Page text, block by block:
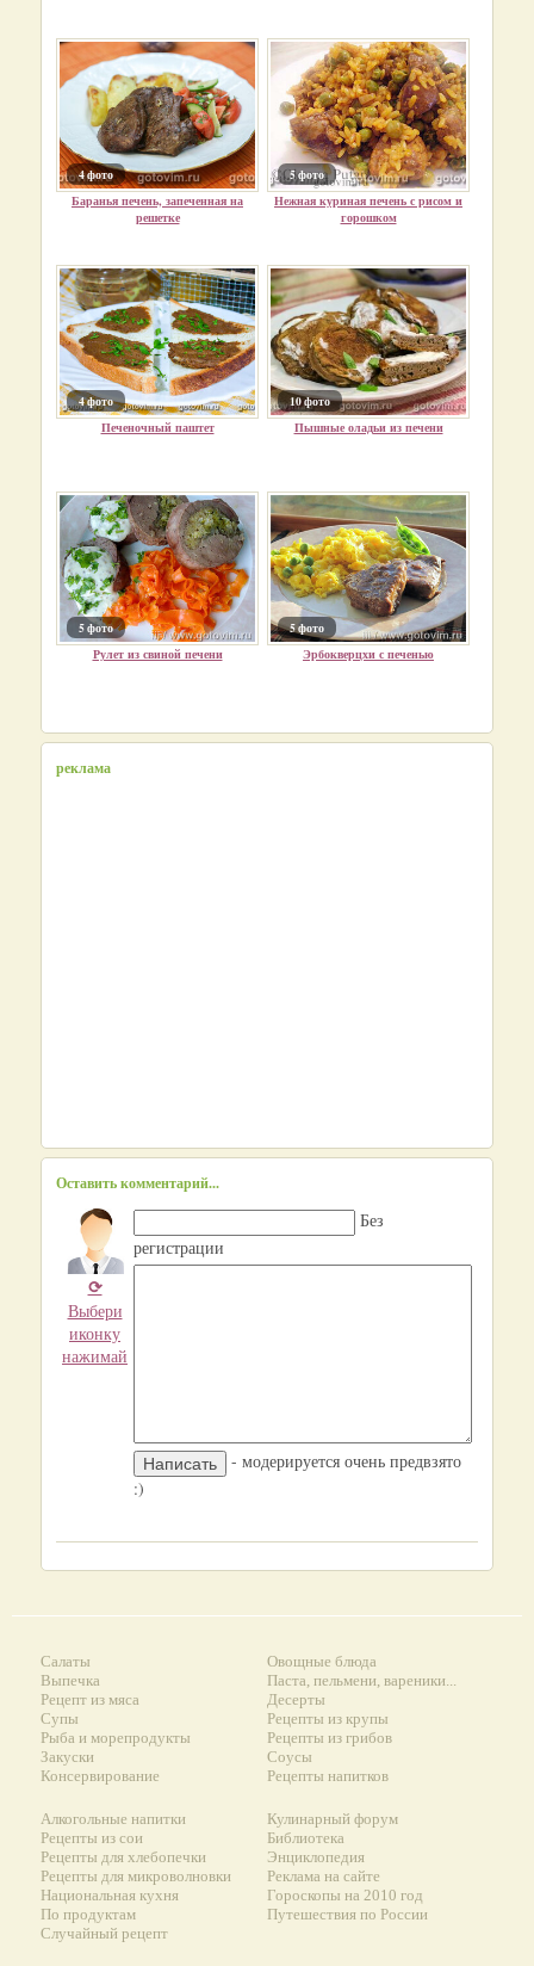
4 фото
Баранья печень, запеченная на
решетке
5 фото
Нежная куриная печень с рисом и
горошком
4 фото
Печеночный паштет
10 фото
Пышные оладьи из печени
5 фото
Рулет из свиной печени
5 фото
Эрбокверцхи с печенью
реклама
Оставить комментарий...
⟳
Выбери
иконку
нажимай
Без
регистрации
- модерируется очень предвзято
:)
Салаты
Выпечка
Рецепт из мяса
Супы
Рыба и морепродукты
Закуски
Консервирование
Овощные блюда
Паста, пельмени, вареники...
Десерты
Рецепты из крупы
Рецепты из грибов
Соусы
Рецепты напитков
Алкогольные напитки
Рецепты из сои
Рецепты для хлебопечки
Рецепты для микроволновки
Национальная кухня
По продуктам
Случайный рецепт
Кулинарный форум
Библиотека
Энциклопедия
Реклама на сайте
Гороскопы на 2010 год
Путешествия по России